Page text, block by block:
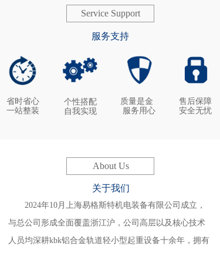
服务支持
省时省心
一站整装
质量是金
服务用心
个性搭配
自我实现
售后保障
安全无忧
Service Support
关于我们
About Us
与总公司形成全面覆盖浙江沪，公司高层以及核心技术
人员均深耕kbk铝合金轨道轻小型起重设备十余年，拥有